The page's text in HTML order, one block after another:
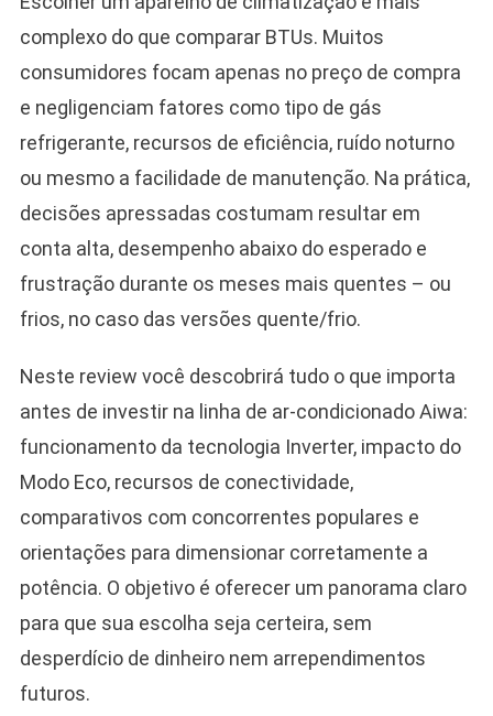
complexo do que comparar BTUs. Muitos
consumidores focam apenas no preço de compra
e negligenciam fatores como tipo de gás
refrigerante, recursos de eficiência, ruído noturno
ou mesmo a facilidade de manutenção. Na prática,
decisões apressadas costumam resultar em
conta alta, desempenho abaixo do esperado e
frustração durante os meses mais quentes – ou
frios, no caso das versões quente/frio.
Neste review você descobrirá tudo o que importa
antes de investir na linha de ar-condicionado Aiwa:
funcionamento da tecnologia Inverter, impacto do
Modo Eco, recursos de conectividade,
comparativos com concorrentes populares e
orientações para dimensionar corretamente a
potência. O objetivo é oferecer um panorama claro
para que sua escolha seja certeira, sem
desperdício de dinheiro nem arrependimentos
futuros.